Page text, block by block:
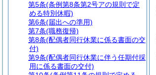
第5条(条例第8条第2号アの規則で定
める特別休暇)
第6条(届出への準用)
第7条(職務復帰)
第8条(配偶者同行休業に係る書面の交
付)
第9条(配偶者同行休業に伴う任期付採
用に係る書面の交付)